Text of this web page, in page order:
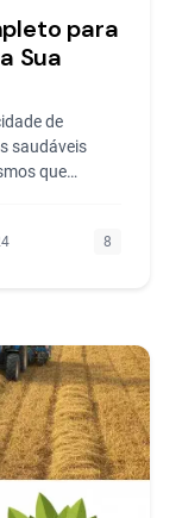
para
Sua
de
saudáveis
que
8